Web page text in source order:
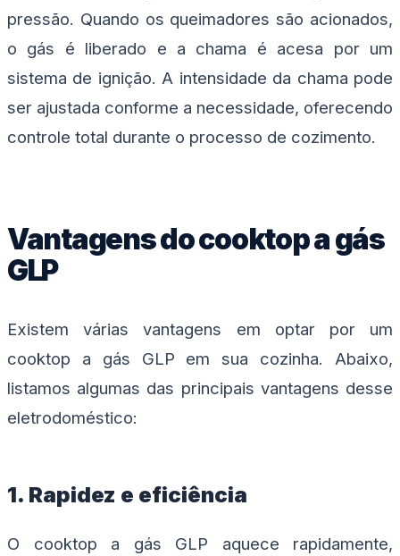
pressão. Quando os queimadores são acionados,
o gás é liberado e a chama é acesa por um
sistema de ignição. A intensidade da chama pode
ser ajustada conforme a necessidade, oferecendo
controle total durante o processo de cozimento.
Vantagens do cooktop a gás
GLP
Existem várias vantagens em optar por um
cooktop a gás GLP em sua cozinha. Abaixo,
listamos algumas das principais vantagens desse
eletrodoméstico:
1. Rapidez e eficiência
O cooktop a gás GLP aquece rapidamente,